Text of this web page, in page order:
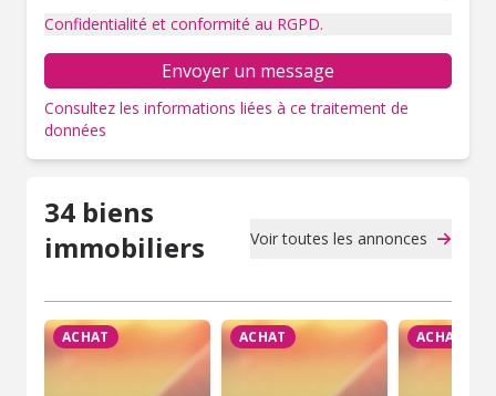
Confidentialité et conformité au RGPD.
Envoyer un message
Consultez les informations liées à ce traitement de
données
34 biens
immobiliers
Voir toutes les annonces
ACHAT ACHAT ACHAT